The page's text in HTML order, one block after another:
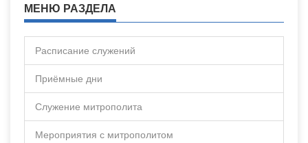
МЕНЮ РАЗДЕЛА
Расписание служений
Приёмные дни
Служение митрополита
Мероприятия с митрополитом